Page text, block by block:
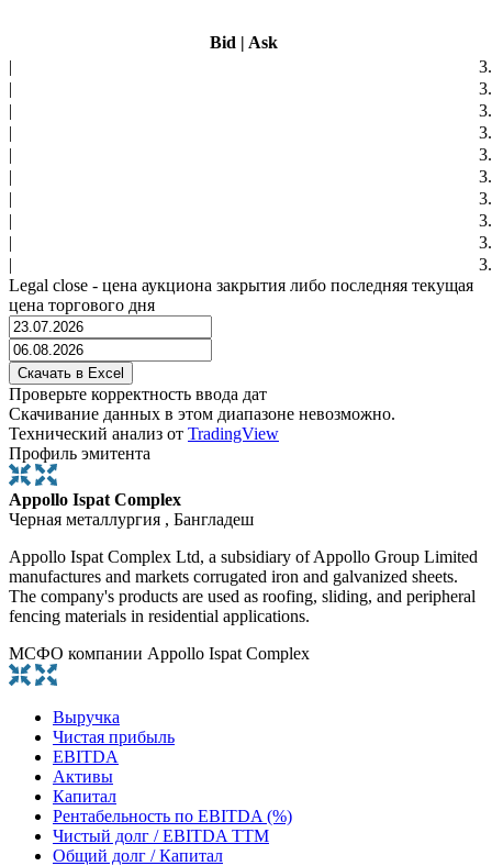
Bid | Ask
|
|
|
|
|
|
|
|
|
|
Legal close - цена аукциона закрытия либо последняя текущая
цена торгового дня
Проверьте корректность ввода дат
Скачивание данных в этом диапазоне невозможно.
Технический анализ от TradingView
Профиль эмитента
Appollo Ispat Complex
Черная металлургия , Бангладеш
Appollo Ispat Complex Ltd, a subsidiary of Appollo Group Limited
manufactures and markets corrugated iron and galvanized sheets.
The company's products are used as roofing, sliding, and peripheral
fencing materials in residential applications.
МСФО компании Appollo Ispat Complex
Выручка
Чистая прибыль
EBITDA
Активы
Капитал
Рентабельность по EBITDA (%)
Чистый долг / EBITDA TTM
Общий долг / Капитал